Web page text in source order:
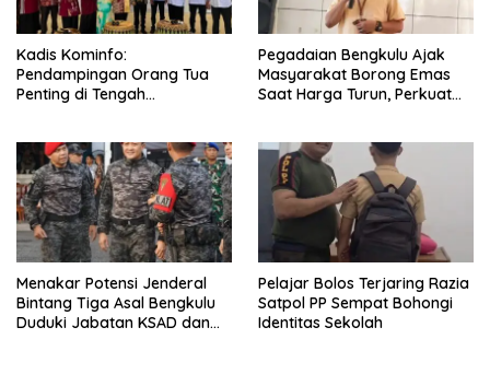
Kadis Kominfo:
Pendampingan Orang Tua
Penting di Tengah
Pegadaian Bengkulu Ajak
Masyarakat Borong Emas
Saat Harga Turun, Perkuat
Menakar Potensi Jenderal
Bintang Tiga Asal Bengkulu
Duduki Jabatan KSAD dan
Pelajar Bolos Terjaring Razia
Satpol PP Sempat Bohongi
Identitas Sekolah